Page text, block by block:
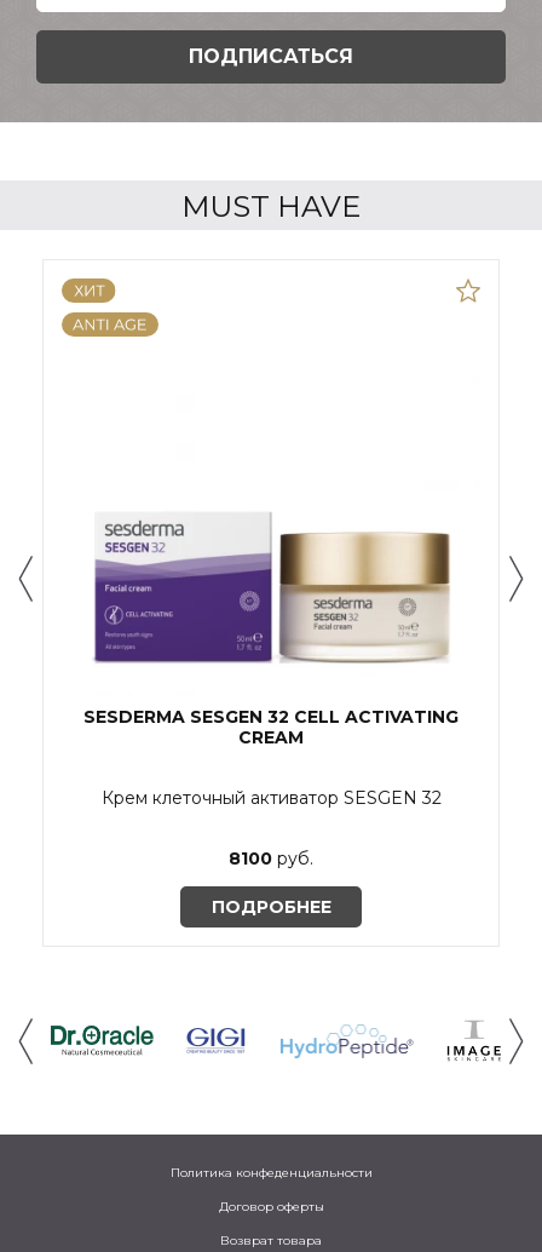
MUST HAVE
SESDERMA SESGEN 32 CELL ACTIVATING
CREAM
Крем клеточный активатор SESGEN 32
8100 руб.
ПОДРОБНЕЕ
Политика конфеденциальности
Договор оферты
Возврат товара